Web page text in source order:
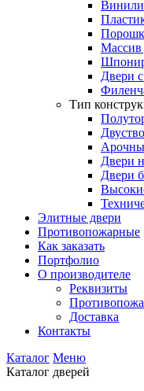
Массив
Двери
Тип
Двери
Двери
Элитные двери
Противопожарные
Как заказать
Портфолио
О производителе
Реквизиты
Доставка
Контакты
Каталог Меню
Каталог дверей